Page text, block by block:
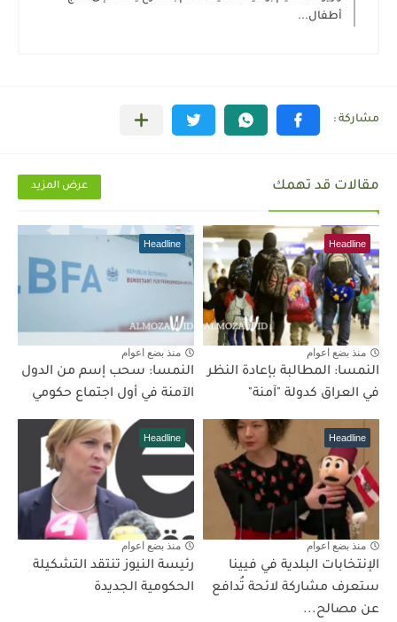
أطفال...
مقالات قد تهمك عرض المزيد
Headline
منذ بضع اعوام
النمسا: المطالبة بإعادة النظر
في العراق كدولة "آمنة"
Headline
منذ بضع اعوام
النمسا: سحب إسم من الدول
الآمنة في أول اجتماع حكومي
Headline
منذ بضع اعوام
الإنتخابات البلدية في فيينا
ستعرف مشاركة لائحة تُدافع
عن مصالح...
Headline
منذ بضع اعوام
رئيسة النيوز تنتقد التشكيلة
الحكومية الجديدة